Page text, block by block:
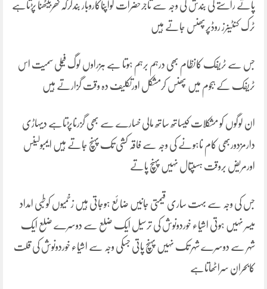
پاتے راستے کی بندش کی وجہ سے تاجرحضرات کواپناکاروبار بندکرکہ گھربیٹھنا پڑتاہے
ٹرک کنٹینرز روڈپرپھنس جاتے ہیں
جس سے ٹریفک کانظام بھی درہم برہم ہوتا ہے ہزراوں لوگ فیملی سمیت اس
ٹریفک کے ہجوم میں پھنس کرمشکل اورتکلیف دہ وقت گزارتے ہیں
ان لوگوں کو مشکلات کیساتھ ساتھ مالی خسارے سے بھی گزرناپڑتاہے دیہاڑی
دارمزدوربھی کام ناہونے کی وجہ سے فاقہ کشی تک پہنچ جاتے ہیں ایمبولینس
اورمریض بروقت ہسپتال نہیں پہنچ پاتے
جس کی وجہ سے بہت ساری قیمتی جانیں ضائع ہوجاتی ہیں زخمیوں کوطبی امداد
میسر نہیں ہوتی اشیاء خوردونوش کی ترسیل ایک ضلع سے دوسرے ضلع ایک
شہر سے دوسرے شہر تک نہیں پہنچ پاتی جسکی وجہ سے اشیاء خوردونوش کی قلت
کابحران سراٹھاتاہے